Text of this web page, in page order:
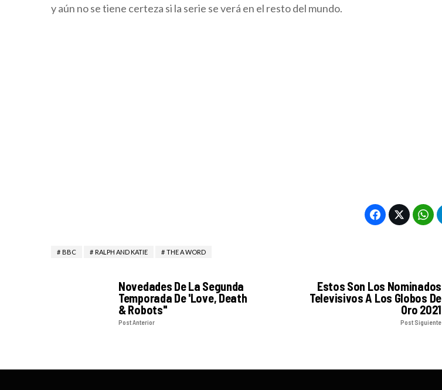
y aún no se tiene certeza si la serie se verá en el resto del mundo.
BBC RALPH AND KATIE THE A WORD
Novedades De La Segunda
Temporada De 'Love, Death
& Robots"
Post Anterior
Estos Son Los Nominados
Televisivos A Los Globos De
Oro 2021
Post Siguiente